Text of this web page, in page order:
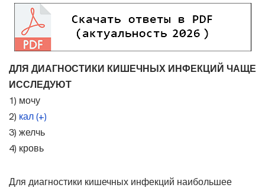
ДЛЯ ДИАГНОСТИКИ КИШЕЧНЫХ ИНФЕКЦИЙ ЧАЩЕ
ИССЛЕДУЮТ
1) мочу
2) кал (+)
3) желчь
4) кровь
Для диагностики кишечных инфекций наибольшее